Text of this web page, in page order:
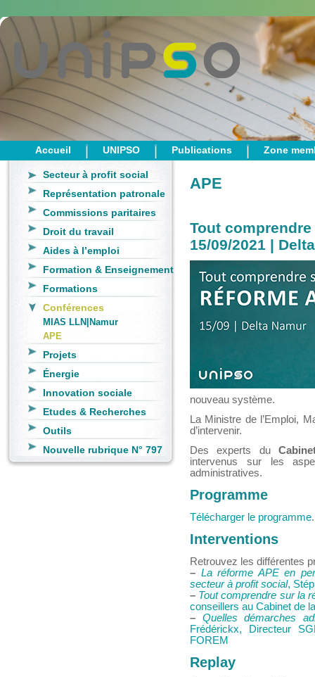
Accueil UNIPSO Publications Zone
Secteur à profit social
Représentation patronale
Commissions paritaires
Droit du travail
Aides à l’emploi
Formation & Enseignement
Formations
Conférences
MIAS LLN|Namur
APE
Projets
Énergie
Innovation sociale
Etudes & Recherches
Outils
Nouvelle rubrique N° 797
APE
Tout
15/09/2021 |
nouveau système.
La Ministre de l’Emploi,
d’intervenir.
Des experts du
intervenus sur les
administratives.
Programme
Télécharger le programme.
Interventions
Retrouvez les différentes
– La réforme APE en
secteur à profit social,
– Tout comprendre sur la
conseillers au Cabinet de
–
Quelles démarches
Frédérickx, Directeur
FOREM
Replay